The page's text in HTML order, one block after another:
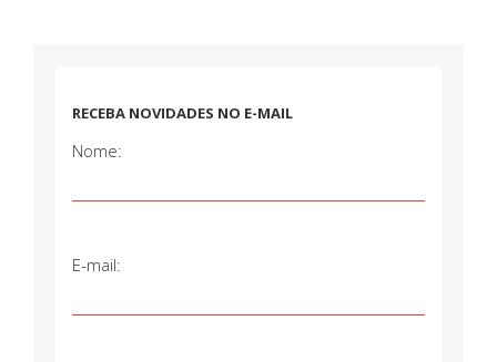
RECEBA NOVIDADES NO E-MAIL
Nome:
E-mail: